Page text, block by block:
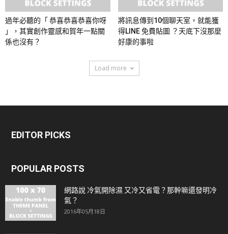
過年必聽的「 恭喜恭喜恭喜你呀
」，其實創作靈感和賀年一點關
係也沒有？
將訊息傳到10個聊天室，就能獲
得LINE 免費貼圖 ？天底下沒那麼
好康的事啦
Load more
EDITOR PICKS
POPULAR POSTS
網路說 冷氣開除濕 又冷又省電？那幹嘛還發明冷
氣？
2016年05月18日